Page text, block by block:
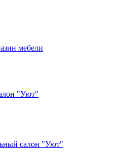
"Уют"
салон "Уют"